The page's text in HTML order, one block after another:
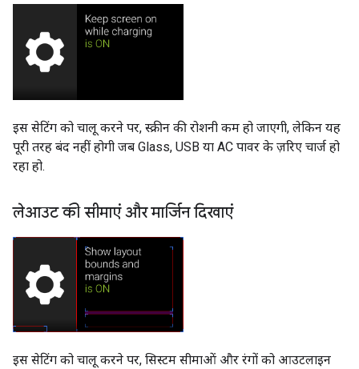
इस सेटिंग को चालू करने पर, स्क्रीन की रोशनी कम हो जाएगी, लेकिन यह
पूरी तरह बंद नहीं होगी जब Glass, USB या AC पावर के ज़रिए चार्ज हो
रहा हो.
लेआउट की सीमाएं और मार्जिन दिखाएं
इस सेटिंग को चालू करने पर, सिस्टम सीमाओं और रंगों को आउटलाइन